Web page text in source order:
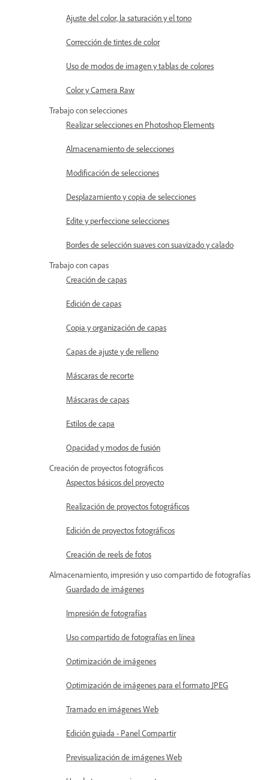
Ajuste del color, la saturación y el tono
Corrección de tintes de color
Uso de modos de imagen y tablas de colores
Color y Camera Raw
Trabajo con selecciones
Realizar selecciones en Photoshop Elements
Almacenamiento de selecciones
Modificación de selecciones
Desplazamiento y copia de selecciones
Edite y perfeccione selecciones
Bordes de selección suaves con suavizado y calado
Trabajo con capas
Creación de capas
Edición de capas
Copia y organización de capas
Capas de ajuste y de relleno
Máscaras de recorte
Máscaras de capas
Estilos de capa
Opacidad y modos de fusión
Creación de proyectos fotográficos
Aspectos básicos del proyecto
Realización de proyectos fotográficos
Edición de proyectos fotográficos
Creación de reels de fotos
Almacenamiento, impresión y uso compartido de fotografías
Guardado de imágenes
Impresión de fotografías
Uso compartido de fotografías en línea
Optimización de imágenes
Optimización de imágenes para el formato JPEG
Tramado en imágenes Web
Edición guiada - Panel Compartir
Previsualización de imágenes Web